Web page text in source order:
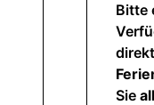
Bitte
Sie